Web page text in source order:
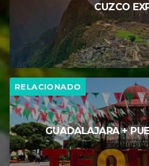
Asistencia médica
Vive unas vacaciones
Lima y Cuzco,
Machu Picchu y
CUZCO
RELACIONADO
GUADALAJARA +